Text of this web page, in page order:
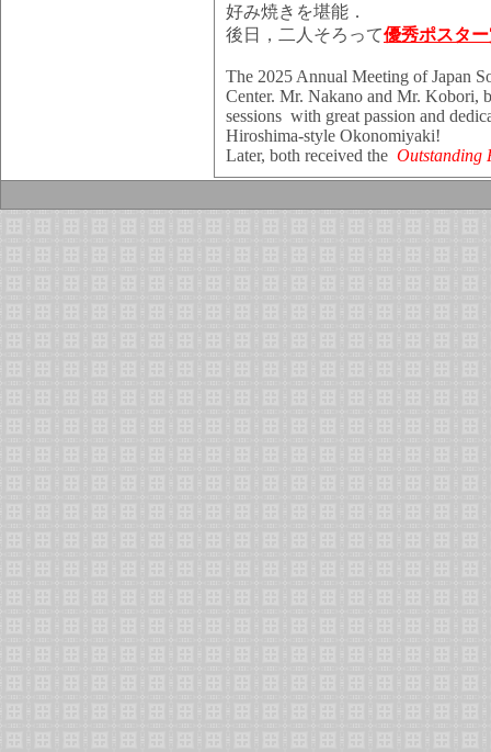
好み焼きを堪能．
後日，二人そろって優秀ポスタ
The 2025 Annual Meeting of Japan
Center. Mr. Nakano and Mr. Kobori,
sessions with great passion and
Hiroshima-style Okonomiyaki!
Later, both received the Outstanding